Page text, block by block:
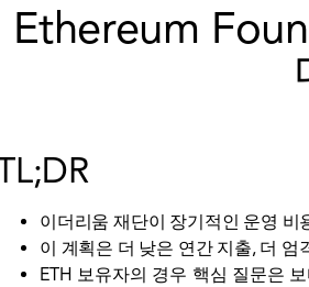
Ethereum
이더리움 재단이 장기적인 운영
이 계획은 더 낮은 연간 지출, 더
ETH 보유자의 경우 핵심 질문은